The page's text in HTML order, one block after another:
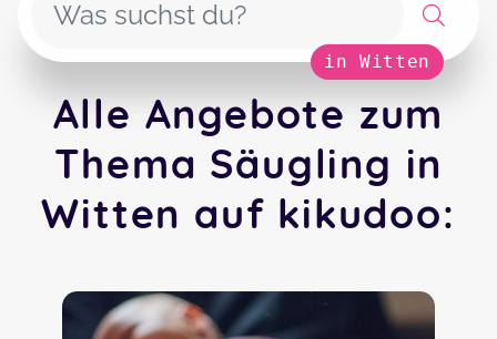
in Witten
Alle Angebote zum
Thema Säugling in
Witten auf kikudoo: